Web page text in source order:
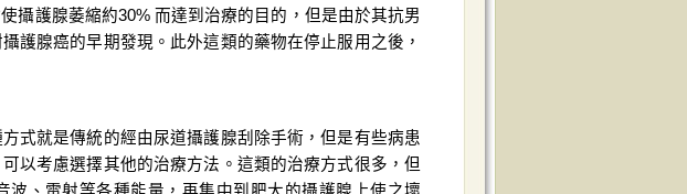
攝護腺萎縮約30% 而達到治療的目的，但是由於其抗男
護腺癌的早期發現。此外這類的藥物在停止服用之後，
式就是傳統的經由尿道攝護腺刮除手術，但是有些病患
以考慮選擇其他的治療方法。這類的治療方式很多，但